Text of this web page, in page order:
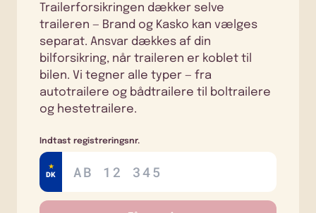
Trailerforsikringen dækker selve
traileren — Brand og Kasko kan vælges
separat. Ansvar dækkes af din
bilforsikring, når traileren er koblet til
bilen. Vi tegner alle typer — fra
autotrailere og bådtrailere til boltrailere
og hestetrailere.
Indtast registreringsnr.
★
DK